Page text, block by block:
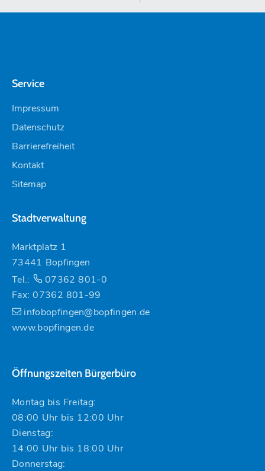
Service
Impressum
Datenschutz
Barrierefreiheit
Kontakt
Sitemap
Stadtverwaltung
Marktplatz 1
73441 Bopfingen
Tel.:
07362 801-0
Fax: 07362 801-99
infobopfingen@bopfingen.de
www.bopfingen.de
Öffnungszeiten Bürgerbüro
Montag bis Freitag:
08:00 Uhr bis 12:00 Uhr
Dienstag:
14:00 Uhr bis 18:00 Uhr
Donnerstag: